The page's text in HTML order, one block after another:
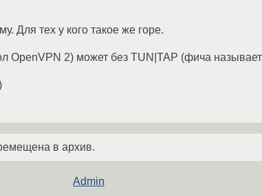
Для тех у кого такое же горе.
OpenVPN 2) может без TUN|TAP (фича
в архив.
Admin